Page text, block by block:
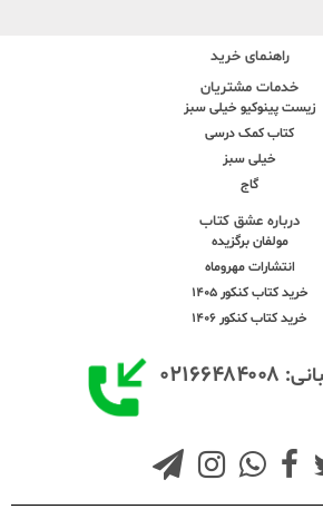
راهنمای خرید
خدمات مشتریان
زیست پینوکیو خیلی سبز
کتاب کمک درسی
خیلی سبز
گاج
درباره عشق کتاب
مولفان برگزیده
انتشارات مهروماه
خرید کتاب کنکور 1405
خرید کتاب کنکور 1406
۰۲۱۶۶۴۸۴۰۰۸